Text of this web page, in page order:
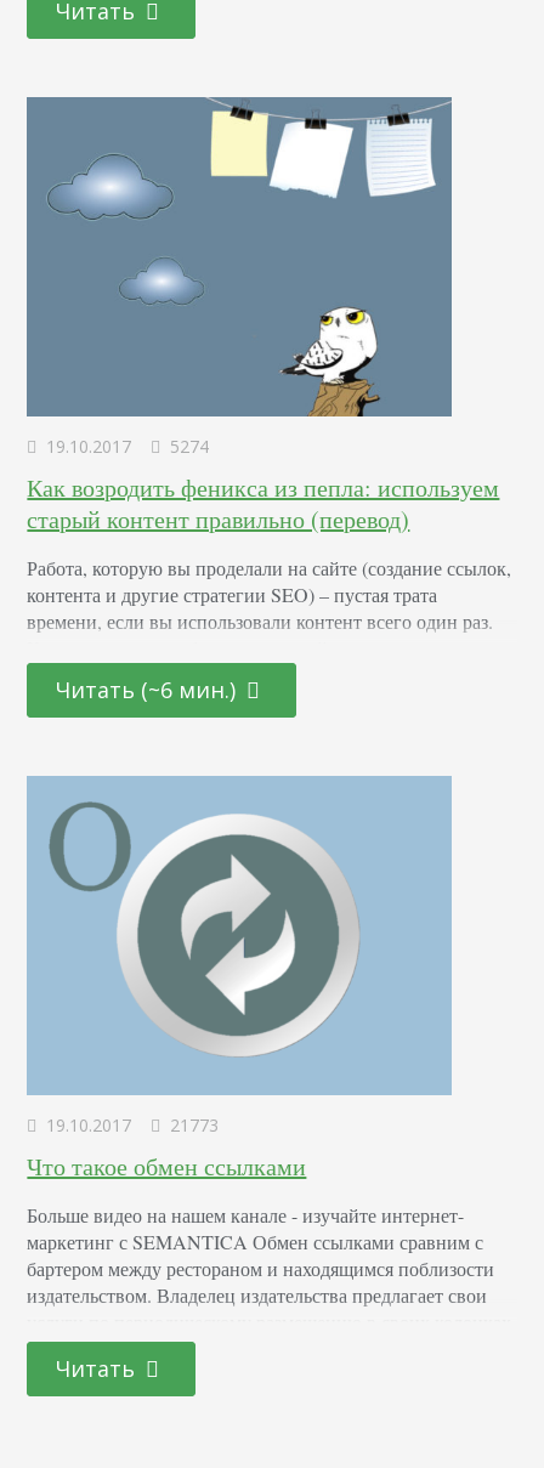
просто размещает на нем определенного рода
начинают интересоваться…
Читать
19.10.2017 5274
Как возродить феникса из пепла: используем
старый контент правильно (перевод)
Работа, которую вы проделали на сайте (создание ссылок,
контента и другие стратегии SEO) – пустая трата
времени, если вы использовали контент всего один раз.
позволяете пользователям увидеть то, чего они никогда не
видели прежде. Даже если кто-то уже читал вашу
Читать (~6 мин.)
19.10.2017 21773
Что такое обмен ссылками
Больше видео на нашем канале - изучайте интернет-
маркетинг с SEMANTICA Обмен ссылками сравним с
бартером между рестораном и находящимся поблизости
издательством. Владелец издательства предлагает свои
пометках о ресторане. Ресторан в свою очередь
предлагает хорошую скидку по предоставлению питания
сотрудникам издательства. Обе компании получают
Читать